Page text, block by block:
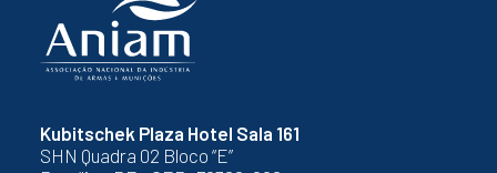
Kubitschek Plaza Hotel Sala 161
SHN Quadra 02 Bloco “E”